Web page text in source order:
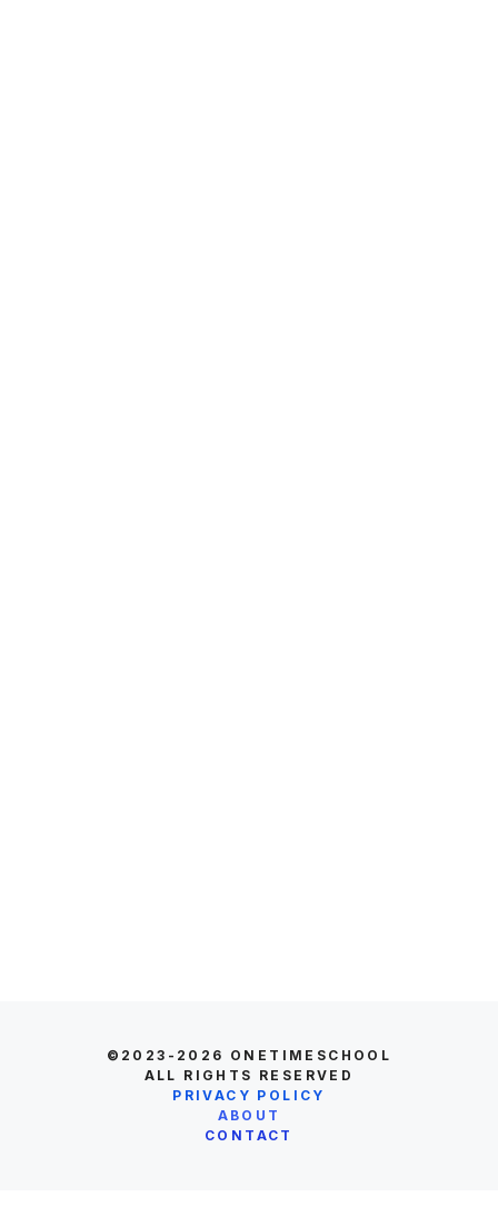
©2023-2026 ONETIMESCHOOL
ALL RIGHTS RESERVED
PRIVACY POLICY
ABOUT
CONTACT